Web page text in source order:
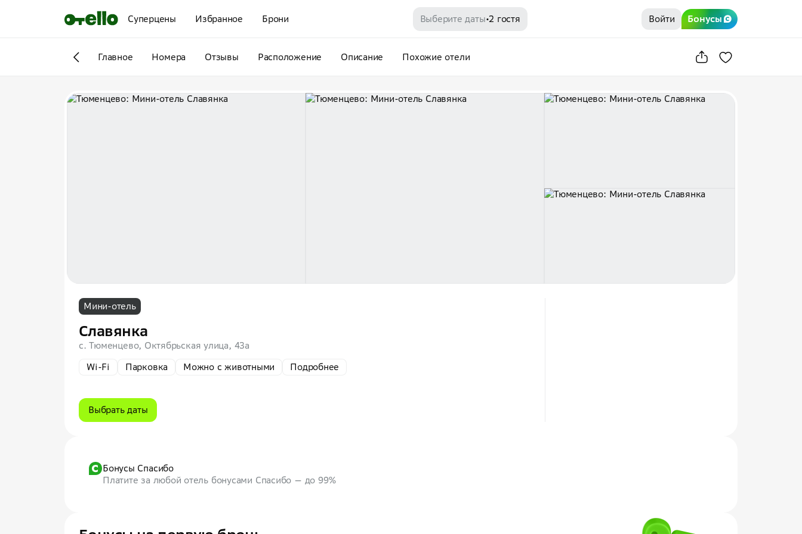
Суперцены Избранное Брони Выберите даты•2 гостя Войти Бонусы
Главное Номера Отзывы Расположение Описание Похожие отели
Мини-отель
Славянка
с. Тюменцево, Октябрьская улица, 43а
Wi-Fi
Парковка Можно с животными Подробнее
Выбрать даты
Бонусы Спасибо
Платите за любой отель бонусами Спасибо — до 99%